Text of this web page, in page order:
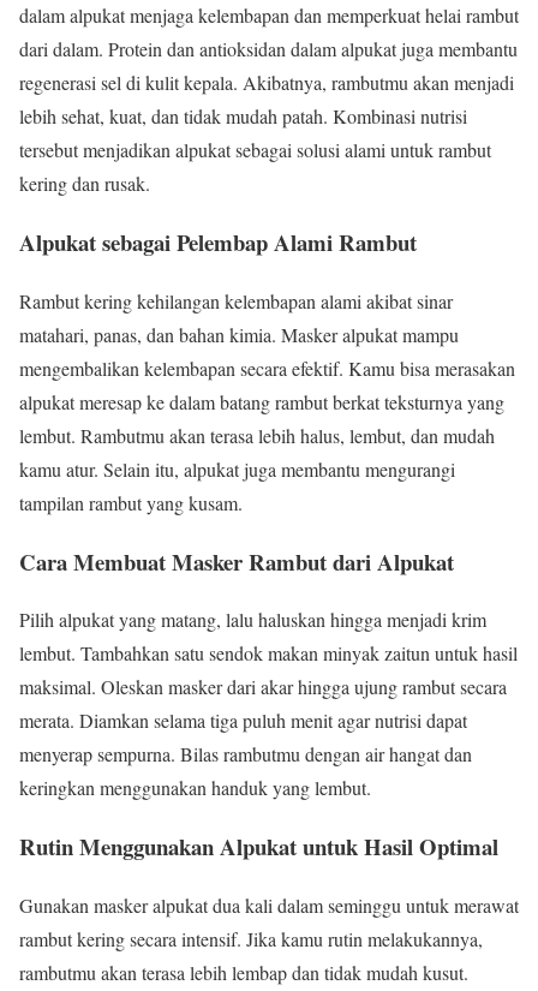
dalam alpukat menjaga kelembapan dan memperkuat helai rambut
dari dalam. Protein dan antioksidan dalam alpukat juga membantu
regenerasi sel di kulit kepala. Akibatnya, rambutmu akan menjadi
lebih sehat, kuat, dan tidak mudah patah. Kombinasi nutrisi
tersebut menjadikan alpukat sebagai solusi alami untuk rambut
kering dan rusak.
Alpukat sebagai Pelembap Alami Rambut
Rambut kering kehilangan kelembapan alami akibat sinar
matahari, panas, dan bahan kimia. Masker alpukat mampu
mengembalikan kelembapan secara efektif. Kamu bisa merasakan
alpukat meresap ke dalam batang rambut berkat teksturnya yang
lembut. Rambutmu akan terasa lebih halus, lembut, dan mudah
kamu atur. Selain itu, alpukat juga membantu mengurangi
tampilan rambut yang kusam.
Cara Membuat Masker Rambut dari Alpukat
Pilih alpukat yang matang, lalu haluskan hingga menjadi krim
lembut. Tambahkan satu sendok makan minyak zaitun untuk hasil
maksimal. Oleskan masker dari akar hingga ujung rambut secara
merata. Diamkan selama tiga puluh menit agar nutrisi dapat
menyerap sempurna. Bilas rambutmu dengan air hangat dan
keringkan menggunakan handuk yang lembut.
Rutin Menggunakan Alpukat untuk Hasil Optimal
Gunakan masker alpukat dua kali dalam seminggu untuk merawat
rambut kering secara intensif. Jika kamu rutin melakukannya,
rambutmu akan terasa lebih lembap dan tidak mudah kusut.